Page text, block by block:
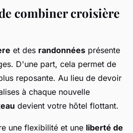
combiner croisière
et des randonnées présente
D'une part, cela permet de
reposante. Au lieu de devoir
à chaque nouvelle
devient votre hôtel flottant.
une flexibilité et une liberté de